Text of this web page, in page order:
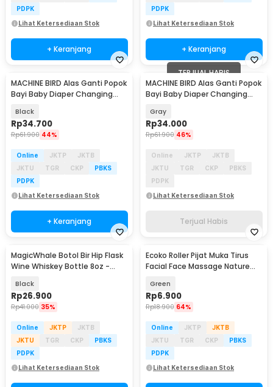
PDPK
Lihat Ketersediaan Stok
+ Keranjang
PDPK
Lihat Ketersediaan Stok
+ Keranjang
MACHINE BIRD Alas Ganti Popok
Bayi Baby Diaper Changing
Black
Rp34.700
Rp61.900 44%
Online JKTP
JKTB
JKTU
TGR CKP
PBKS
PDPK
Lihat Ketersediaan Stok
+ Keranjang
TERJUAL HABIS
MACHINE BIRD Alas Ganti Popok
Bayi Baby Diaper Changing
Gray
Rp34.000
Rp61.900 46%
Online JKTP
JKTB
JKTU
TGR CKP
PBKS
PDPK
Lihat Ketersediaan Stok
Terjual Habis
MagicWhale Botol Bir Hip Flask
Wine Whiskey Bottle 8oz -
Black
Rp26.900
Rp41.000 35%
Online JKTP
JKTB
JKTU
TGR CKP
PBKS
PDPK
Lihat Ketersediaan Stok
Ecoko Roller Pijat Muka Tirus
Facial Face Massage Nature
Green
Rp6.900
Rp18.900 64%
Online JKTP
JKTB
JKTU
TGR CKP
PBKS
PDPK
Lihat Ketersediaan Stok